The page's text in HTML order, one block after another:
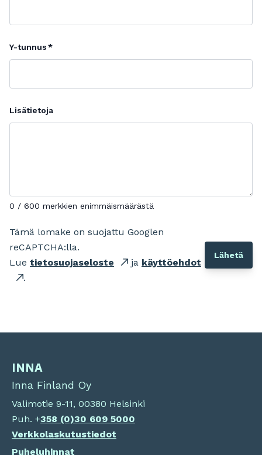
Y-tunnus
Lisätietoja
0 / 600 merkkien enimmäismäärästä
Tämä lomake on suojattu Googlen
reCAPTCHA:lla.
Lue tietosuojaseloste ja käyttöehdot
.
INNA
Inna Finland Oy
Valimotie 9-11, 00380 Helsinki
Puh. +358 (0)30 609 5000
Verkkolaskutustiedot
Puheluhinnat